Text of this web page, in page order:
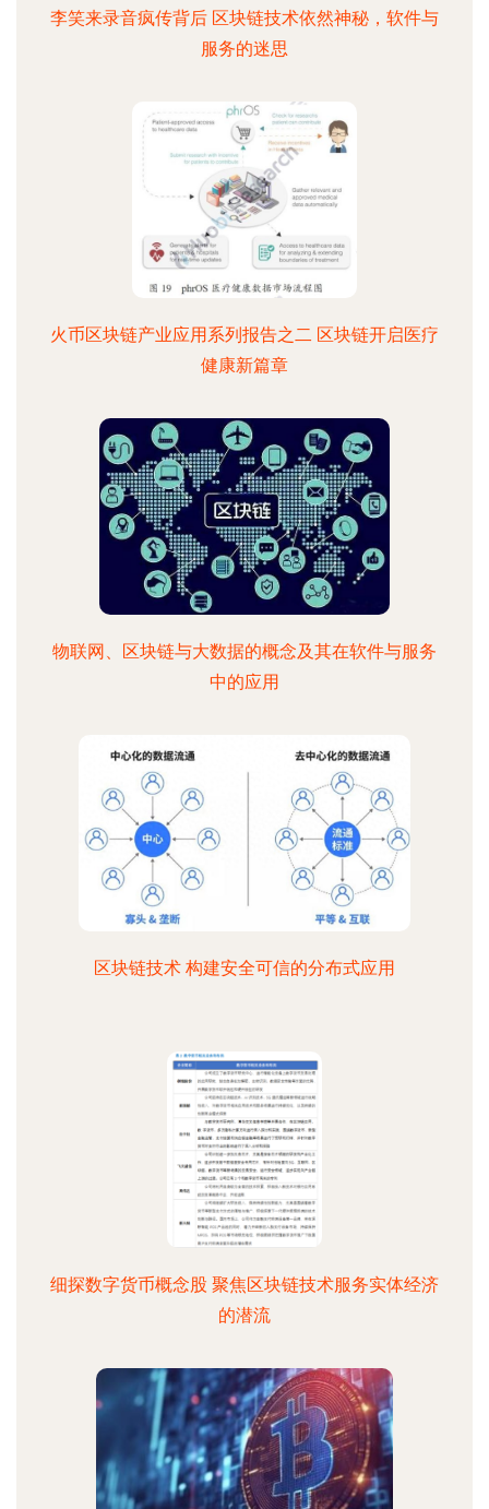
李笑来录音疯传背后 区块链技术依然神秘，软件与
服务的迷思
火币区块链产业应用系列报告之二 区块链开启医疗
健康新篇章
物联网、区块链与大数据的概念及其在软件与服务
中的应用
区块链技术 构建安全可信的分布式应用
细探数字货币概念股 聚焦区块链技术服务实体经济
的潜流